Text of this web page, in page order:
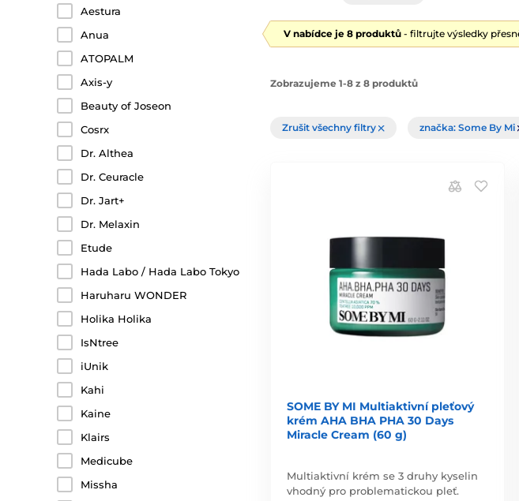
Aestura
Anua
ATOPALM
Axis-y
Beauty of Joseon
Cosrx
Dr. Althea
Dr. Ceuracle
Dr. Jart+
Dr. Melaxin
Etude
Hada Labo / Hada Labo Tokyo
Haruharu WONDER
Holika Holika
IsNtree
iUnik
Kahi
Kaine
Klairs
Medicube
Missha
V nabídce je 8 produktů - filtrujte výsledky
Zobrazujeme 1-8 z 8 produktů
Zrušit všechny filtry značka: Some By Mi
SOME BY MI Multiaktivní pleťový
krém AHA BHA PHA 30 Days
Miracle Cream (60 g)
Multiaktivní krém se 3 druhy kyselin
vhodný pro problematickou pleť.